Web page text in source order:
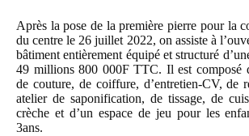
Après la pose de la première pierre pour la
du centre le 26 juillet 2022, on assiste à
bâtiment entièrement équipé et structuré
49 millions 800 000F TTC. Il est composé
de couture, de coiffure, d’entretien-CV, de
atelier de saponification, de tissage, de
crèche et d’un espace de jeu pour les
3ans.